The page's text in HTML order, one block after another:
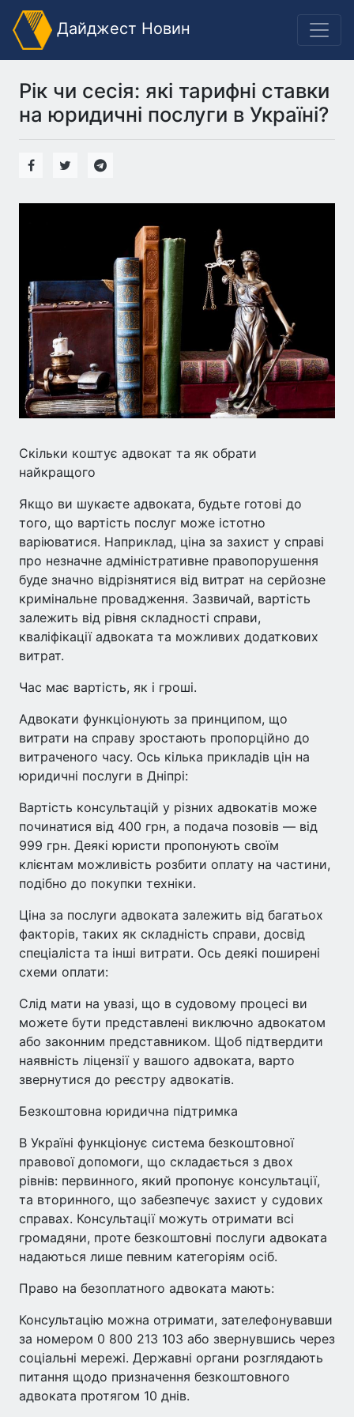
Дайджест Новин
Рік чи сесія: які тарифні ставки
на юридичні послуги в Україні?
Скільки коштує адвокат та як обрати
найкращого
Якщо ви шукаєте адвоката, будьте готові до
того, що вартість послуг може істотно
варіюватися. Наприклад, ціна за захист у справі
про незначне адміністративне правопорушення
буде значно відрізнятися від витрат на серйозне
кримінальне провадження. Зазвичай, вартість
залежить від рівня складності справи,
кваліфікації адвоката та можливих додаткових
витрат.
Час має вартість, як і гроші.
Адвокати функціонують за принципом, що
витрати на справу зростають пропорційно до
витраченого часу. Ось кілька прикладів цін на
юридичні послуги в Дніпрі:
Вартість консультацій у різних адвокатів може
починатися від 400 грн, а подача позовів — від
999 грн. Деякі юристи пропонують своїм
клієнтам можливість розбити оплату на частини,
подібно до покупки техніки.
Ціна за послуги адвоката залежить від багатьох
факторів, таких як складність справи, досвід
спеціаліста та інші витрати. Ось деякі поширені
схеми оплати:
Слід мати на увазі, що в судовому процесі ви
можете бути представлені виключно адвокатом
або законним представником. Щоб підтвердити
наявність ліцензії у вашого адвоката, варто
звернутися до реєстру адвокатів.
Безкоштовна юридична підтримка
В Україні функціонує система безкоштовної
правової допомоги, що складається з двох
рівнів: первинного, який пропонує консультації,
та вторинного, що забезпечує захист у судових
справах. Консультації можуть отримати всі
громадяни, проте безкоштовні послуги адвоката
надаються лише певним категоріям осіб.
Право на безоплатного адвоката мають:
Консультацію можна отримати, зателефонувавши
за номером 0 800 213 103 або звернувшись через
соціальні мережі. Державні органи розглядають
питання щодо призначення безкоштовного
адвоката протягом 10 днів.